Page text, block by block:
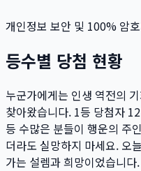
개인정보 보안 및 100% 암
등수별 당첨 현황
누군가에게는 인생 역전의
찾아왔습니다. 1등 당첨자 12
등 수많은 분들이 행운의 주
더라도 실망하지 마세요. 오
가는 설렘과 희망이었습니다.